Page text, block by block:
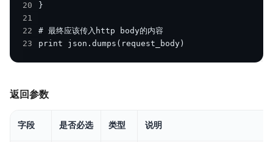
20
21
22
23
print json.dumps(request_body)
返回参数
字段 是否必选 类型 说明